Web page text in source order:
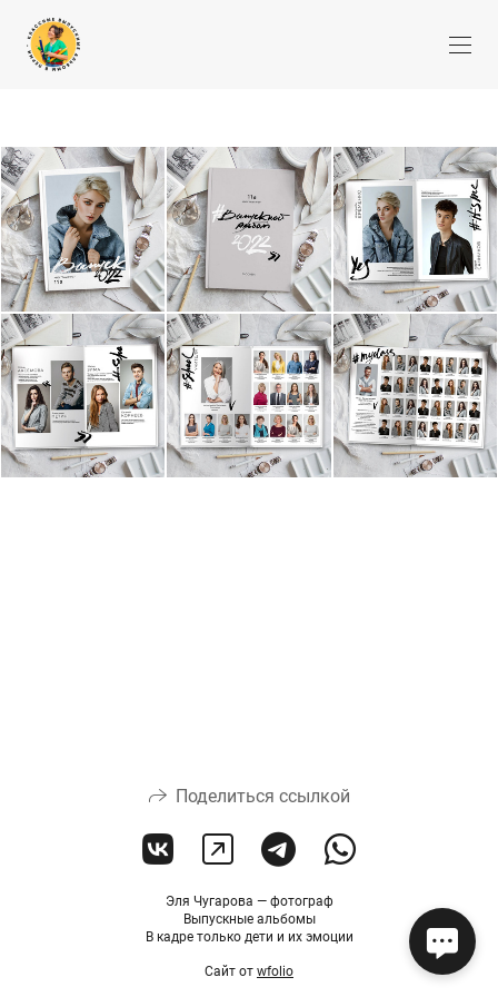
Поделиться ссылкой
Эля Чугарова — фотограф
Выпускные альбомы
В кадре только дети и их эмоции
Сайт от wfolio